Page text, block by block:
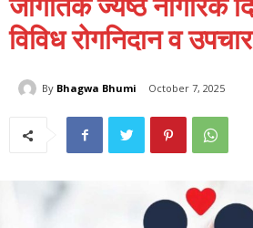
जागतिक ज्येष्ठ नागरिक
विविध रोगनिदान व
By Bhagwa Bhumi October 7, 2025